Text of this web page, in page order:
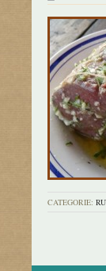
CATEGORIE: